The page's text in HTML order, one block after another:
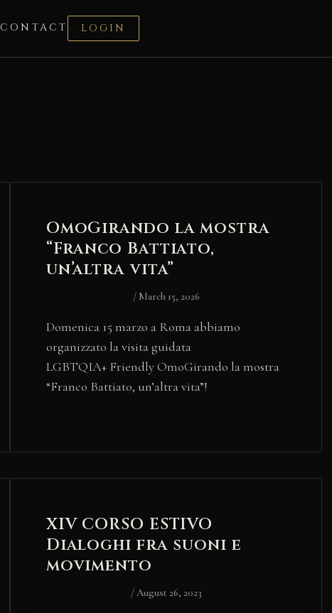
CONTACT LOGIN
OmoGirando la mostra
“Franco Battiato,
un’altra vita”
/ March 15, 2026
Domenica 15 marzo a Roma abbiamo
organizzato la visita guidata
LGBTQIA+ Friendly OmoGirando la mostra
“Franco Battiato, un’altra vita”!
XIV CORSO ESTIVO
Dialoghi fra suoni e
movimento
/August 26, 2023